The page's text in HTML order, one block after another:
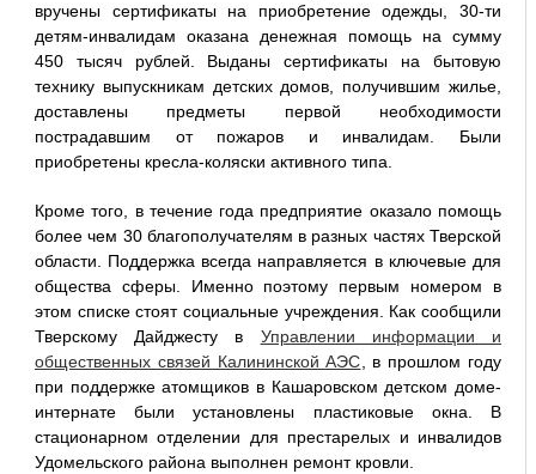
вручены сертификаты на приобретение одежды, 30-ти
детям-инвалидам оказана денежная помощь на сумму
450 тысяч рублей. Выданы сертификаты на бытовую
технику выпускникам детских домов, получившим жилье,
доставлены предметы первой необходимости
пострадавшим от пожаров и инвалидам. Были
приобретены кресла-коляски активного типа.
Кроме того, в течение года предприятие оказало помощь
более чем 30 благополучателям в разных частях Тверской
области. Поддержка всегда направляется в ключевые для
общества сферы. Именно поэтому первым номером в
этом списке стоят социальные учреждения. Как сообщили
Тверскому Дайджесту в Управлении информации и
общественных связей Калининской АЭС , в прошлом году
при поддержке атомщиков в Кашаровском детском доме-
интернате были установлены пластиковые окна. В
стационарном отделении для престарелых и инвалидов
Удомельского района выполнен ремонт кровли.